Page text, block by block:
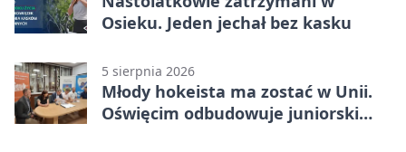
Osieku. Jeden jechał bez kasku
5 sierpnia 2026
Młody hokeista ma zostać w Unii.
Oświęcim odbudowuje juniorski